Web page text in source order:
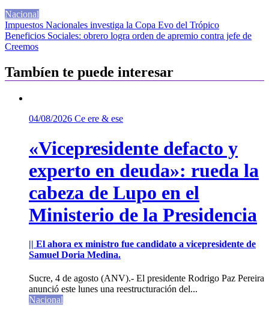
Nacional
Navegación
de
Impuestos Nacionales investiga la Copa Evo del Trópico
Beneficios Sociales: obrero logra orden de apremio contra jefe de
Creemos
Tambíen te puede interesar
04/08/2026 Ce ere & ese
«Vicepresidente defacto y
experto en deuda»: rueda la
cabeza de Lupo en el
Ministerio de la Presidencia
|| El ahora ex ministro fue candidato a vicepresidente de
Samuel Doria Medina.
Sucre, 4 de agosto (ANV).- El presidente Rodrigo Paz Pereira
anunció este lunes una reestructuración del...
Nacional